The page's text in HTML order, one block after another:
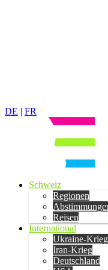
DE | FR
Schweiz
Regionen
Reisen
International
Ukraine-Krieg
Iran-Krieg
Deutschland